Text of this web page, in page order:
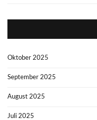
Oktober 2025
September 2025
August 2025
Juli 2025